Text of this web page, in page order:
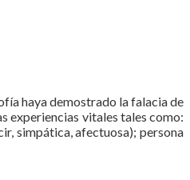
haya demostrado la falacia de
experiencias vitales tales como:
simpática, afectuosa); persona